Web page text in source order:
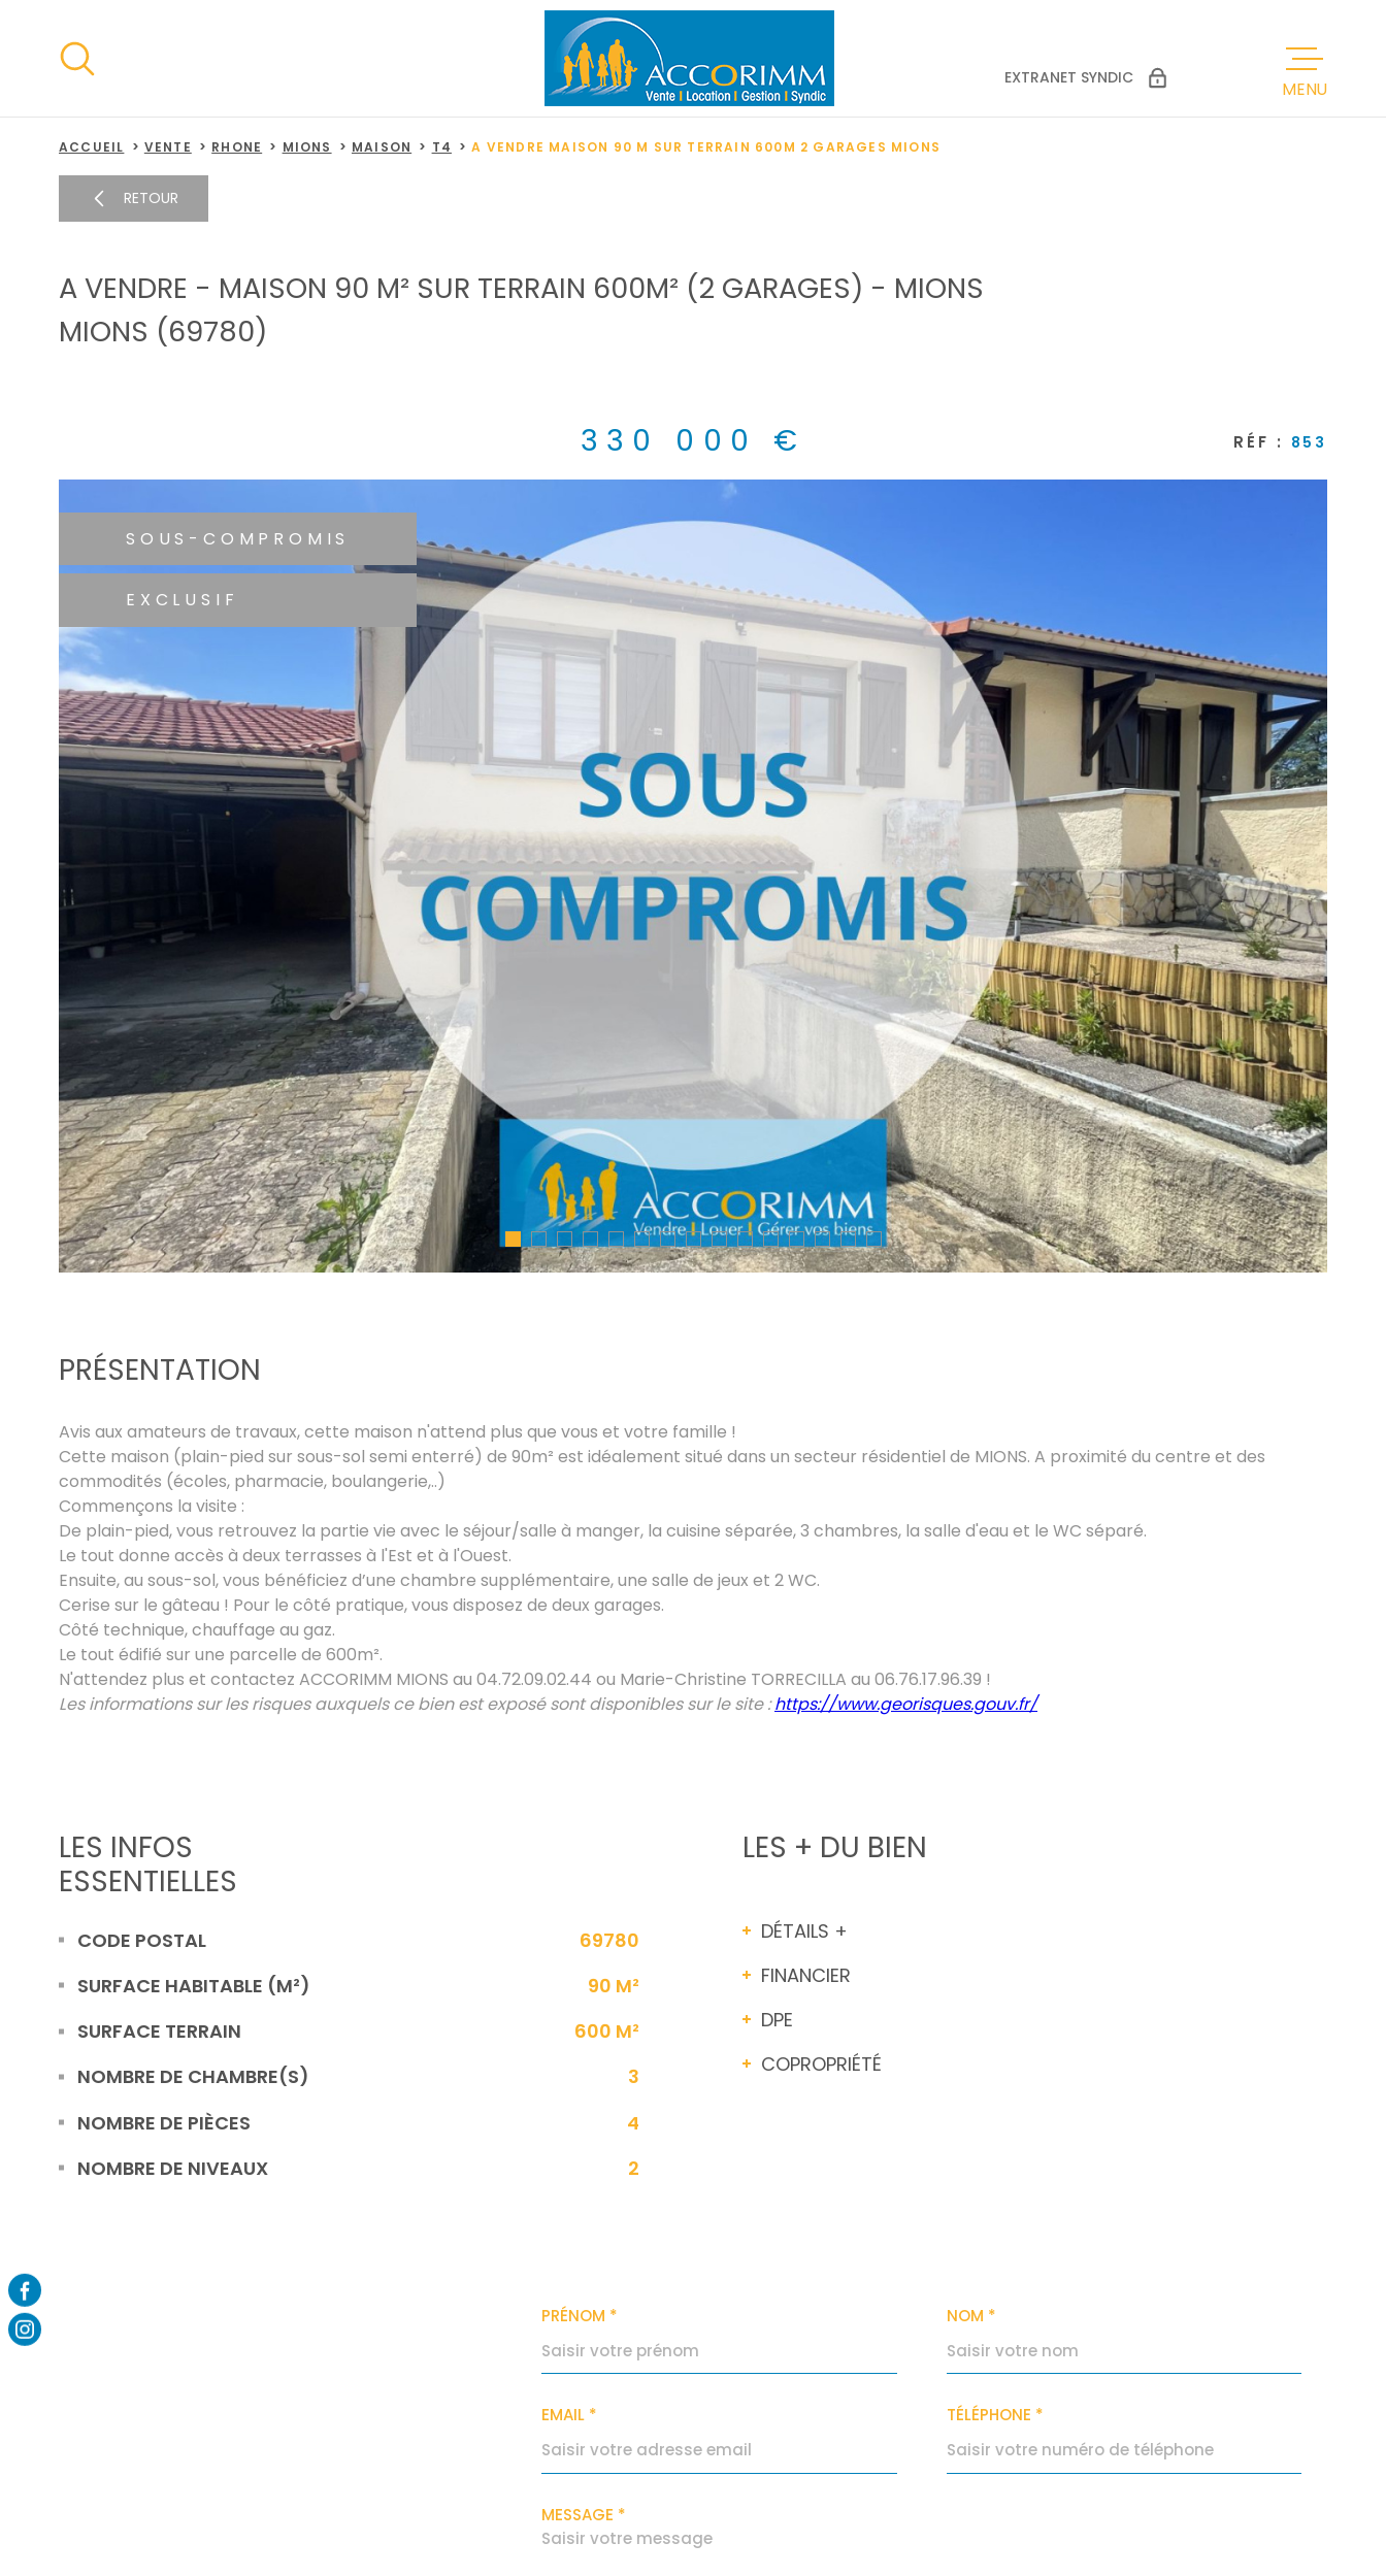
contenu
ACCUEIL
MENU
EXTRANET SYNDIC
ACCUEIL VENTE RHONE MIONS MAISON T4 A VENDRE MAISON 90 M SUR TERRAIN 600M 2 GARAGES MIONS
RETOUR
A VENDRE - MAISON 90 M² SUR TERRAIN 600M² (2 GARAGES) - MIONS
MIONS (69780)
330 000 € RÉF : 853
SOUS-COMPROMIS
EXCLUSIF
PRÉSENTATION
Avis aux amateurs de travaux, cette maison n'attend plus que vous et votre famille !
Cette maison (plain-pied sur sous-sol semi enterré) de 90m² est idéalement situé dans un secteur résidentiel de MIONS. A proximité du centre et des
commodités (écoles, pharmacie, boulangerie,..)
Commençons la visite :
De plain-pied, vous retrouvez la partie vie avec le séjour/salle à manger, la cuisine séparée, 3 chambres, la salle d'eau et le WC séparé.
Le tout donne accès à deux terrasses à l'Est et à l'Ouest.
Ensuite, au sous-sol, vous bénéficiez d’une chambre supplémentaire, une salle de jeux et 2 WC.
Cerise sur le gâteau ! Pour le côté pratique, vous disposez de deux garages.
Côté technique, chauffage au gaz.
Le tout édifié sur une parcelle de 600m².
N'attendez plus et contactez ACCORIMM MIONS au 04.72.09.02.44 ou Marie-Christine TORRECILLA au 06.76.17.96.39 !
Les informations sur les risques auxquels ce bien est exposé sont disponibles sur le site :https://www.georisques.gouv.fr/
LES INFOS
ESSENTIELLES
Caractérisque Valeurs
CODE POSTAL
69780
SURFACE HABITABLE (M²)
90 M²
SURFACE TERRAIN
600 M²
NOMBRE DE CHAMBRE(S)
3
NOMBRE DE PIÈCES
4
NOMBRE DE NIVEAUX
2
LES + DU BIEN
DÉTAILS +
FINANCIER
DPE
COPROPRIÉTÉ
PRÉNOM * NOM *
EMAIL * TÉLÉPHONE *
MESSAGE *